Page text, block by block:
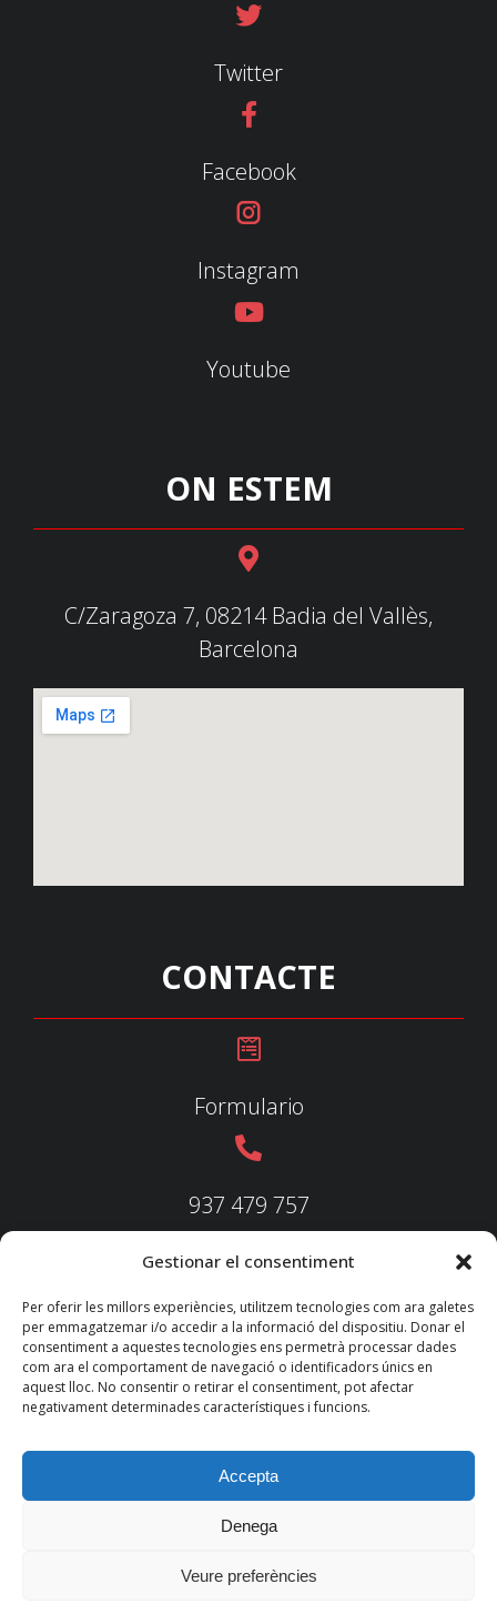
Gestionar el consentiment
Per oferir les millors experiències, utilitzem tecnologies com ara galetes
per emmagatzemar i/o accedir a la informació del dispositiu. Donar el
consentiment a aquestes tecnologies ens permetrà processar dades
com ara el comportament de navegació o identificadors únics en
aquest lloc. No consentir o retirar el consentiment, pot afectar
negativament determinades característiques i funcions.
Accepta
Denega
Veure preferències
Twitter
Facebook
Instagram
Youtube
ON ESTEM
C/Zaragoza 7, 08214 Badia del Vallès,
Barcelona
CONTACTE
Formulario
937 479 757
937 479 758
federacio@fedecatjudo.cat
Consultores S.L.